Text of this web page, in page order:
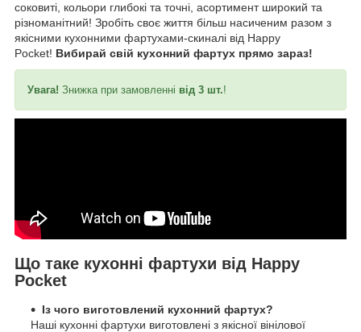
соковиті, кольори глибокі та точні, асортимент широкий та
різноманітний! Зробіть своє життя більш насиченим разом з
якісними кухонними фартухами-скиналі від Happy
Pocket! Вибирай свій кухонний фартух прямо зараз!
Увага! Знижка при замовленні від 3 шт.!
Що таке кухонні фартухи від Happy
Pocket
Із чого виготовлений кухонний фартух?
Наші кухонні фартухи виготовлені з якісної вінілової